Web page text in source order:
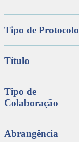
Tipo de Protocolo
Título
Tipo de
Colaboração
Abrangência